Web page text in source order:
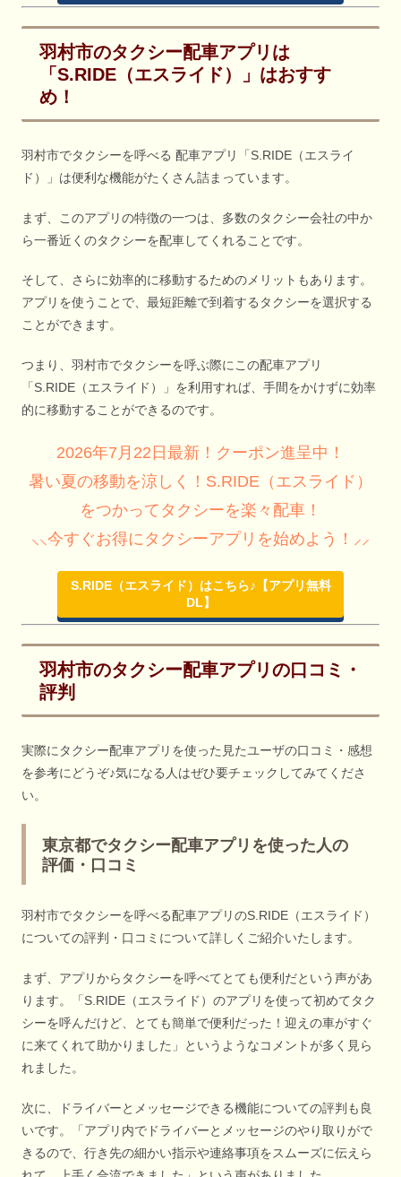
羽村市のタクシー配車アプリは
「S.RIDE（エスライド）」はおすす
め！
羽村市でタクシーを呼べる 配車アプリ「S.RIDE（エスライ
ド）」は便利な機能がたくさん詰まっています。
まず、このアプリの特徴の一つは、多数のタクシー会社の中か
ら一番近くのタクシーを配車してくれることです。
そして、さらに効率的に移動するためのメリットもあります。
アプリを使うことで、最短距離で到着するタクシーを選択する
ことができます。
つまり、羽村市でタクシーを呼ぶ際にこの配車アプリ
「S.RIDE（エスライド）」を利用すれば、手間をかけずに効率
的に移動することができるのです。
2026年7月22日最新！クーポン進呈中！
暑い夏の移動を涼しく！S.RIDE（エスライド）
をつかってタクシーを楽々配車！
⸜⸜今すぐお得にタクシーアプリを始めよう！⸝⸝
S.RIDE（エスライド）はこちら♪【アプリ無料
DL】
羽村市のタクシー配車アプリの口コミ・
評判
実際にタクシー配車アプリを使った見たユーザの口コミ・感想
を参考にどうぞ♪気になる人はぜひ要チェックしてみてくださ
い。
東京都でタクシー配車アプリを使った人の
評価・口コミ
羽村市でタクシーを呼べる配車アプリのS.RIDE（エスライド）
についての評判・口コミについて詳しくご紹介いたします。
まず、アプリからタクシーを呼べてとても便利だという声があ
ります。「S.RIDE（エスライド）のアプリを使って初めてタク
シーを呼んだけど、とても簡単で便利だった！迎えの車がすぐ
に来てくれて助かりました」というようなコメントが多く見ら
れました。
次に、ドライバーとメッセージできる機能についての評判も良
いです。「アプリ内でドライバーとメッセージのやり取りがで
きるので、行き先の細かい指示や連絡事項をスムーズに伝えら